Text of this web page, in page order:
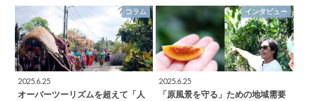
コラム
2025.6.25
オーバーツーリズムを超えて「人
インタビュー
2025.6.25
「原風景を守る」ための地域需要